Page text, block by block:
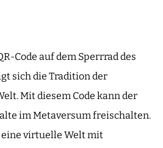
Code auf dem Sperrrad des
sich die Tradition der
Mit diesem Code kann der
im Metaversum freischalten.
virtuelle Welt mit